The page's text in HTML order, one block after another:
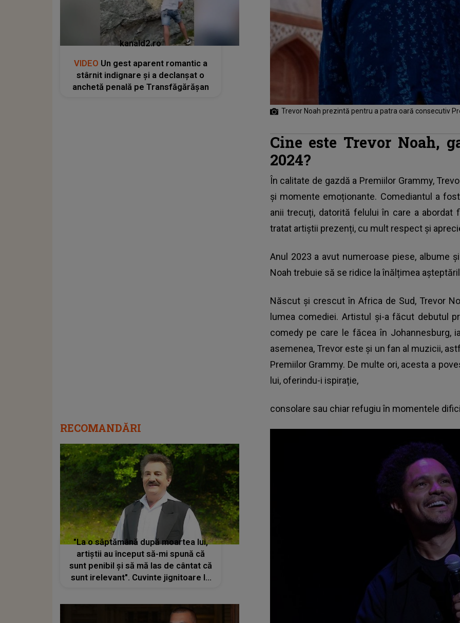
Trevor Noah prezintă pentru a patra oară consecutiv
Cine este Trevor Noah,
2024?
În calitate de gazdă a Premiilor Grammy,
și momente emoționante. Comediantul a
anii trecuți, datorită felului în care a
tratat artiștii prezenți, cu mult respect și
Anul 2023 a avut numeroase piese, albume
Noah trebuie să se ridice la înălțimea
Născut și crescut în Africa de Sud, Trevor
lumea comediei. Artistul și-a făcut debutul
comedy pe care le făcea în Johannesburg,
asemenea, Trevor este și un fan al muzicii,
Premiilor Grammy. De multe ori, acesta a
lui, oferindu-i ispirație,
consolare sau chiar refugiu în momentele
kanald2.ro
VIDEO Un gest aparent romantic a
stârnit indignare și a declanșat o
anchetă penală pe Transfăgărășan
RECOMANDĂRI
"La o săptămână după moartea lui,
artiștii au început să-mi spună că
sunt penibil și să mă las de cântat că
sunt irelevant". Cuvinte jignitoare la